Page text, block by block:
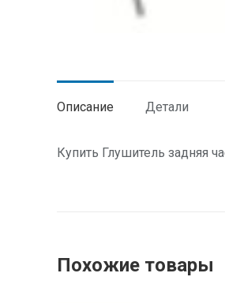
Описание Детали
Купить Глушитель задняя
Похожие товары